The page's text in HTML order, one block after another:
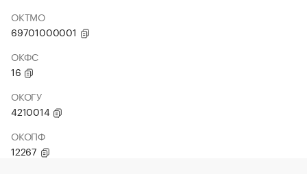
ОКТМО
69701000001
ОКФС
16
ОКОГУ
4210014
ОКОПФ
12267